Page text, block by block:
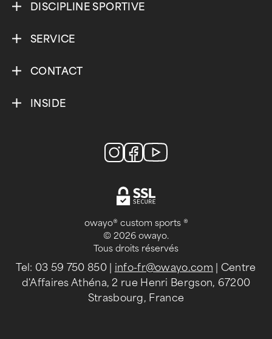
DISCIPLINE SPORTIVE
SERVICE
CONTACT
INSIDE
owayo® custom sports ®
© 2026 owayo.
Tous droits réservés
Tel: 03 59 750 850| info-fr@owayo.com | Centre
d'Affaires Athéna, 2 rue Henri Bergson, 67200
Strasbourg, France